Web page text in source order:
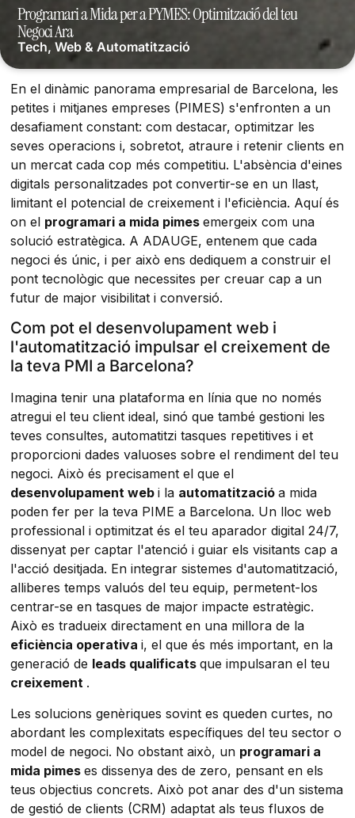
Programari a Mida per a PYMES: Optimització del teu
Negoci Ara
Tech, Web & Automatització
En el dinàmic panorama empresarial de Barcelona, les
petites i mitjanes empreses (PIMES) s'enfronten a un
desafiament constant: com destacar, optimitzar les
seves operacions i, sobretot, atraure i retenir clients en
un mercat cada cop més competitiu. L'absència d'eines
digitals personalitzades pot convertir-se en un llast,
limitant el potencial de creixement i l'eficiència. Aquí és
on el programari a mida pimesemergeix com una
solució estratègica. A ADAUGE, entenem que cada
negoci és únic, i per això ens dediquem a construir el
pont tecnològic que necessites per creuar cap a un
futur de major visibilitat i conversió.
Com pot el desenvolupament web i
l'automatització impulsar el creixement de
la teva PMI a Barcelona?
Imagina tenir una plataforma en línia que no només
atregui el teu client ideal, sinó que també gestioni les
teves consultes, automatitzi tasques repetitives i et
proporcioni dades valuoses sobre el rendiment del teu
negoci. Això és precisament el que el
desenvolupament webi la automatitzacióa mida
poden fer per la teva PIME a Barcelona. Un lloc web
professional i optimitzat és el teu aparador digital 24/7,
dissenyat per captar l'atenció i guiar els visitants cap a
l'acció desitjada. En integrar sistemes d'automatització,
alliberes temps valuós del teu equip, permetent-los
centrar-se en tasques de major impacte estratègic.
Això es tradueix directament en una millora de la
eficiència operativai, el que és més important, en la
generació de leads qualificatsque impulsaran el teu
creixement .
Les solucions genèriques sovint es queden curtes, no
abordant les complexitats específiques del teu sector o
model de negoci. No obstant això, un programari a
mida pimeses dissenya des de zero, pensant en els
teus objectius concrets. Això pot anar des d'un sistema
de gestió de clients (CRM) adaptat als teus fluxos de